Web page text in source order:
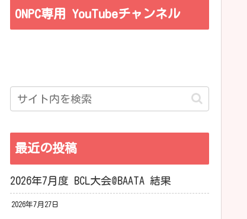
ONPC専用 YouTubeチャンネル
最近の投稿
2026年7月度 BCL大会@BAATA 結果
2026年7月27日